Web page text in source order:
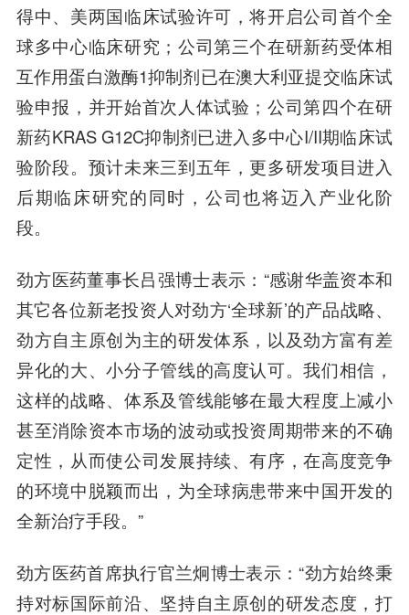
得中、美两国临床试验许可 ，将开启公司首个全
球多中心临床研究；公司第三个在研新药受体相
互作用蛋白激酶1抑制剂已在澳大利亚提交临床试
验申报，并开始首次人体试验；公司第四个在研
新药KRAS G12C抑制剂已进入多中心I/II期临床试
验阶段。预计未来三到五年，更多研发项目进入
后期临床研究的同时，公司也将迈入产业化阶
段。
劲方医药董事长吕强博士表示：“感谢华盖资本和
其它各位新老投资人对劲方‘全球新’的产品战略、
劲方自主原创为主的研发体系，以及劲方富有差
异化的大、小分子管线的高度认可。我们相信，
这样的战略、体系及管线能够在最大程度上减小
甚至消除资本市场的波动或投资周期带来的不确
定性，从而使公司发展持续、有序，在高度竞争
的环境中脱颖而出，为全球病患带来中国开发的
全新治疗手段。”
劲方医药首席执行官兰炯博士表示：“劲方始终秉
持对标国际前沿、坚持自主原创的研发态度，打